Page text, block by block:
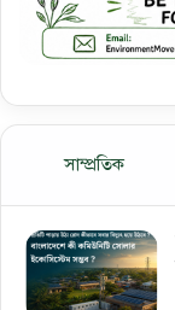
সাম্প্রতিক